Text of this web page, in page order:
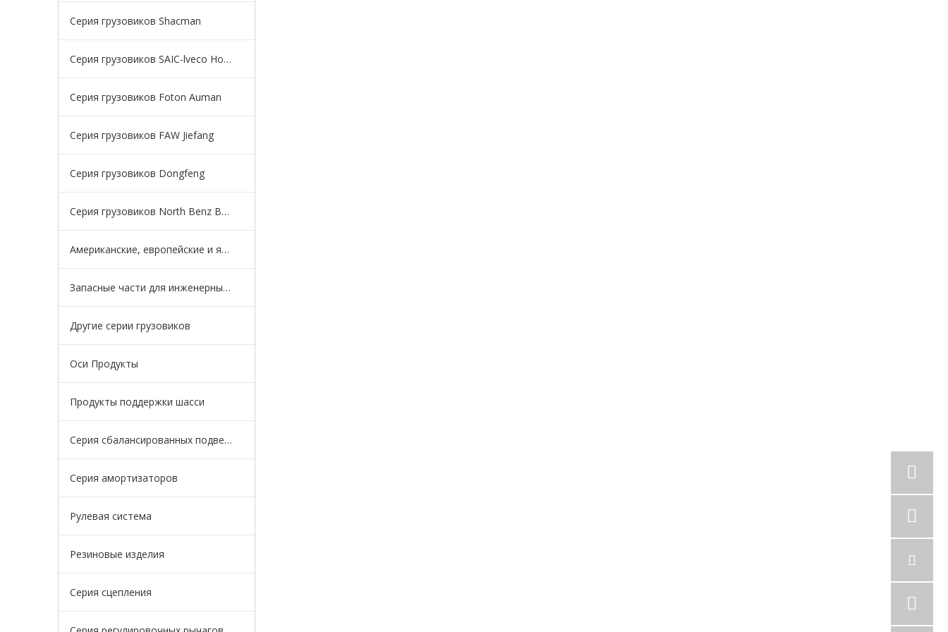
Серия грузовиков Shacman
Серия грузовиков SAIC-lveco Hongyan
Серия грузовиков Foton Auman
Серия грузовиков FAW Jiefang
Серия грузовиков Dongfeng
Серия грузовиков North Benz Beiben
Американские, европейские и японские серии грузовиков
Запасные части для инженерных машин для карьерных самосвалов
Другие серии грузовиков
Оси Продукты
Продукты поддержки шасси
Серия сбалансированных подвесок
Серия амортизаторов
Рулевая система
Резиновые изделия
Серия сцепления